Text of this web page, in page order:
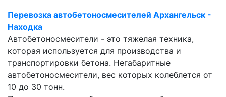
Перевозка автобетоносмесителей Архангельск -
Находка
Автобетоносмесители - это тяжелая техника,
которая используется для производства и
транспортировки бетона. Негабаритные
автобетоносмесители, вес которых колеблется от
10 до 30 тонн.